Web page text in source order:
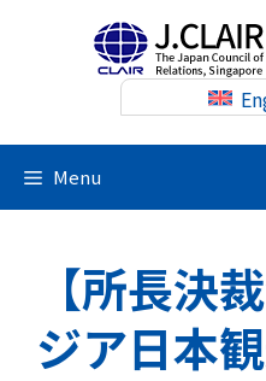
Menu
【所長決
ジア日本